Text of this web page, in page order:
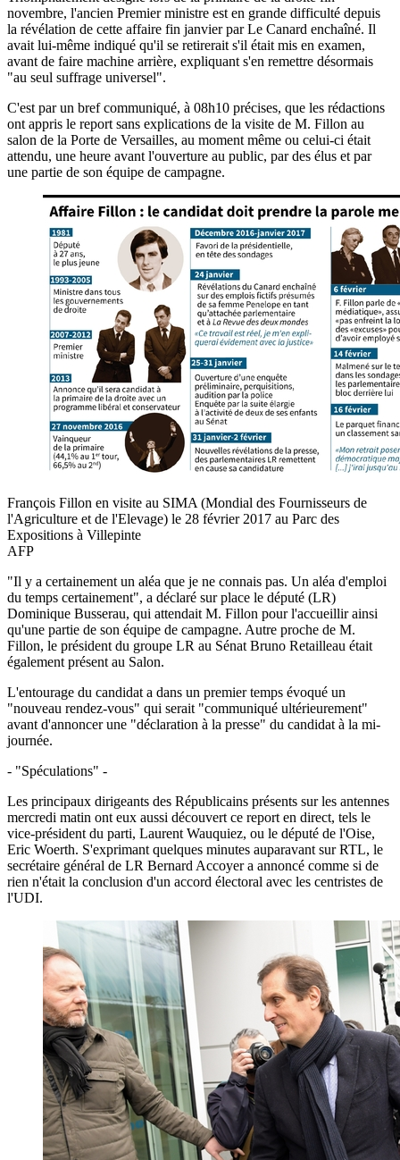
novembre, l'ancien Premier ministre est en grande difficulté depuis
la révélation de cette affaire fin janvier par Le Canard enchaîné. Il
avait lui-même indiqué qu'il se retirerait s'il était mis en examen,
avant de faire machine arrière, expliquant s'en remettre désormais
"au seul suffrage universel".
C'est par un bref communiqué, à 08h10 précises, que les rédactions
ont appris le report sans explications de la visite de M. Fillon au
salon de la Porte de Versailles, au moment même ou celui-ci était
attendu, une heure avant l'ouverture au public, par des élus et par
une partie de son équipe de campagne.
François Fillon en visite au SIMA (Mondial des Fournisseurs de
l'Agriculture et de l'Elevage) le 28 février 2017 au Parc des
Expositions à Villepinte
AFP
"Il y a certainement un aléa que je ne connais pas. Un aléa d'emploi
du temps certainement", a déclaré sur place le député (LR)
Dominique Busserau, qui attendait M. Fillon pour l'accueillir ainsi
qu'une partie de son équipe de campagne. Autre proche de M.
Fillon, le président du groupe LR au Sénat Bruno Retailleau était
également présent au Salon.
L'entourage du candidat a dans un premier temps évoqué un
"nouveau rendez-vous" qui serait "communiqué ultérieurement"
avant d'annoncer une "déclaration à la presse" du candidat à la mi-
journée.
- "Spéculations" -
Les principaux dirigeants des Républicains présents sur les antennes
mercredi matin ont eux aussi découvert ce report en direct, tels le
vice-président du parti, Laurent Wauquiez, ou le député de l'Oise,
Eric Woerth. S'exprimant quelques minutes auparavant sur RTL, le
secrétaire général de LR Bernard Accoyer a annoncé comme si de
rien n'était la conclusion d'un accord électoral avec les centristes de
l'UDI.